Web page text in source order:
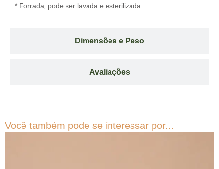
Dimensões e Peso
Avaliações
* Forrada, pode ser lavada e esterilizada
Você também pode se interessar por...